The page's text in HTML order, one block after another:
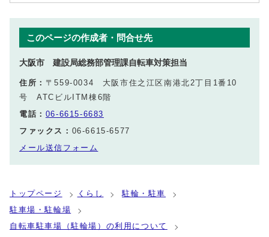
このページの作成者・問合せ先
大阪市 建設局総務部管理課自転車対策担当
住所： 〒559-0034 大阪市住之江区南港北2丁目1番10
号 ATCビルITM棟6階
電話： 06-6615-6683
ファックス： 06-6615-6577
メール送信フォーム
トップページ くらし
駐輪・駐車
駐車場・駐輪場
自転車駐車場（駐輪場）の利用について